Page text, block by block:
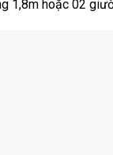
1,8m hoặc 02